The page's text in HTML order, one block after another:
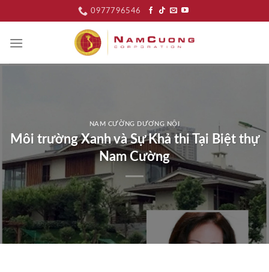
to
0977796546
NAM CƯỜNG DƯƠNG NỘI
Môi trường Xanh và Sự Khả thi Tại Biệt thự
Nam Cường